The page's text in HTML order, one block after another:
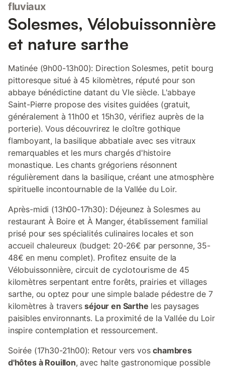
fluviaux
Solesmes, Vélobuissonnière
et nature sarthe
Matinée (9h00-13h00): Direction Solesmes, petit bourg
pittoresque situé à 45 kilomètres, réputé pour son
abbaye bénédictine datant du VIe siècle. L'abbaye
Saint-Pierre propose des visites guidées (gratuit,
généralement à 11h00 et 15h30, vérifiez auprès de la
porterie). Vous découvrirez le cloître gothique
flamboyant, la basilique abbatiale avec ses vitraux
remarquables et les murs chargés d'histoire
monastique. Les chants grégoriens résonnent
régulièrement dans la basilique, créant une atmosphère
spirituelle incontournable de la Vallée du Loir.
Après-midi (13h00-17h30): Déjeunez à Solesmes au
restaurant À Boire et À Manger, établissement familial
prisé pour ses spécialités culinaires locales et son
accueil chaleureux (budget: 20-26€ par personne, 35-
48€ en menu complet). Profitez ensuite de la
Vélobuissonnière, circuit de cyclotourisme de 45
kilomètres serpentant entre forêts, prairies et villages
sarthe, ou optez pour une simple balade pédestre de 7
kilomètres à traversséjour en Sarthe les paysages
paisibles environnants. La proximité de la Vallée du Loir
inspire contemplation et ressourcement.
Soirée (17h30-21h00): Retour vers voschambres
d'hôtes à Rouillon, avec halte gastronomique possible